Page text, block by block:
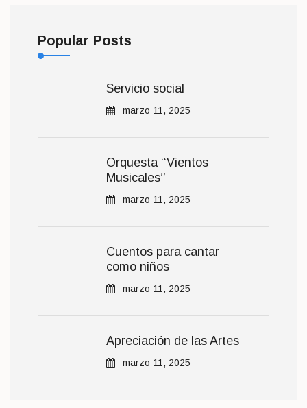
Popular Posts
Servicio social
marzo 11, 2025
Orquesta ‘‘Vientos
Musicales’’
marzo 11, 2025
Cuentos para cantar
como niños
marzo 11, 2025
Apreciación de las Artes
marzo 11, 2025